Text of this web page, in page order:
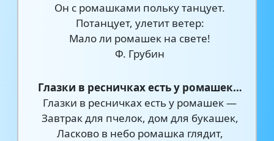
Он с ромашками польку танцует.
Потанцует, улетит ветер:
Мало ли ромашек на свете!
Ф. Грубин
Глазки в ресничках есть у ромашек…
Глазки в ресничках есть у ромашек —
Завтрак для пчелок, дом для букашек,
Ласково в небо ромашка глядит,